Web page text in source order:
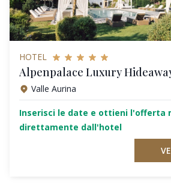
HOTEL
Alpenpalace Luxury
Valle Aurina
Inserisci le date e ottieni l'offerta
direttamente dall'hotel